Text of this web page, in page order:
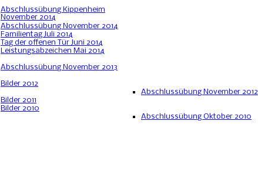
Abschlussübung Kippenheim
November 2014
Abschlussübung November 2014
Familientag Juli 2014
Tag der offenen Tür Juni 2014
Leistungsabzeichen Mai 2014
Abschlussübung November 2013
Bilder 2012
Abschlussübung November 2012
Bilder 2011
Bilder 2010
Abschlussübung Oktober 2010